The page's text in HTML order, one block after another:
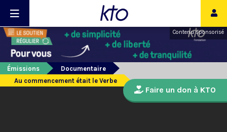
Contenu sponsorisé
Émissions
Documentaire
Au commencement était le Verbe
Faire un don à KTO